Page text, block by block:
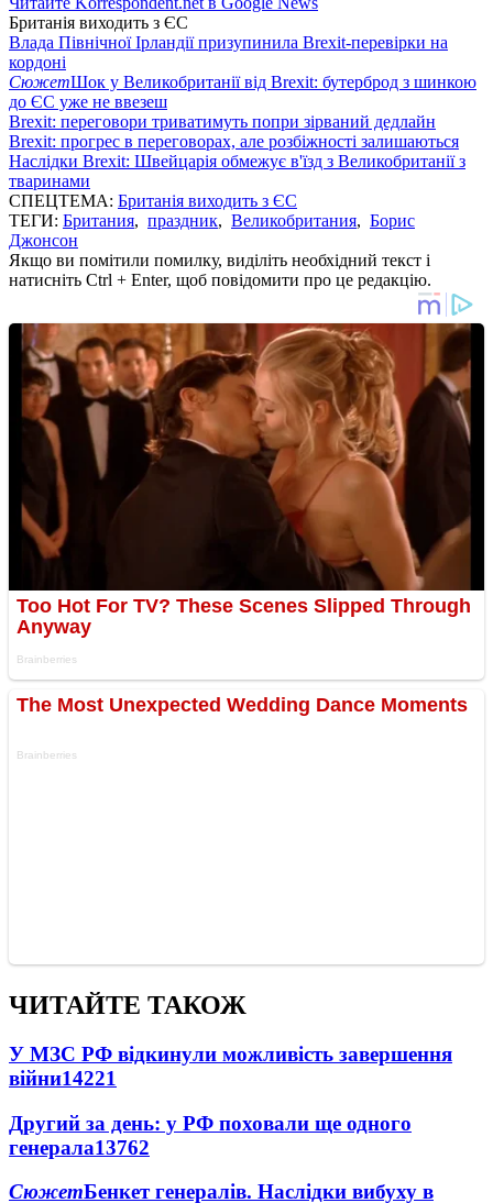
Британія виходить з ЄС
Влада Північної Ірландії призупинила Brexit-перевірки на
кордоні
СюжетШок у Великобританії від Brexit: бутерброд з шинкою
до ЄС уже не ввезеш
Brexit: переговори триватимуть попри зірваний дедлайн
Brexit: прогрес в переговорах, але розбіжності залишаються
Наслідки Brexit: Швейцарія обмежує в'їзд з Великобританії з
тваринами
СПЕЦТЕМА: Британія виходить з ЄС
ТЕГИ: Британия, праздник, Великобритания, Борис
Джонсон
Якщо ви помітили помилку, виділіть необхідний текст і
натисніть Ctrl + Enter, щоб повідомити про це редакцію.
ЧИТАЙТЕ ТАКОЖ
У МЗС РФ відкинули можливість завершення
війни14221
Другий за день: у РФ поховали ще одного
генерала13762
СюжетБенкет генералів. Наслідки вибуху в